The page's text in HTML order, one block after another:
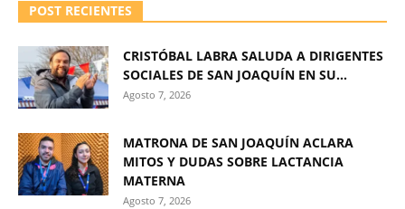
POST RECIENTES
CRISTÓBAL LABRA SALUDA A DIRIGENTES
SOCIALES DE SAN JOAQUÍN EN SU...
Agosto 7, 2026
MATRONA DE SAN JOAQUÍN ACLARA
MITOS Y DUDAS SOBRE LACTANCIA
MATERNA
Agosto 7, 2026